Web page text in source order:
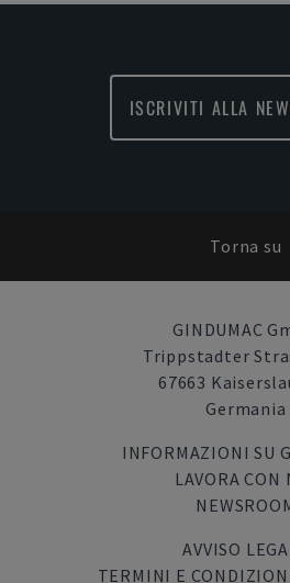
ISCRIVITI ALLA
Torna su
GINDUMAC
Trippstadter
67663
Germania
INFORMAZIONI SU
LAVORA CON
AVVISO
TERMINI E